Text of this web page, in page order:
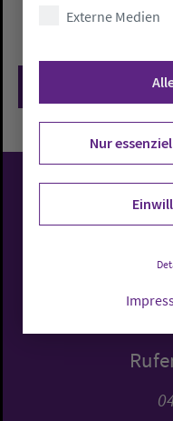
Kirche
Externe Medien
Nur